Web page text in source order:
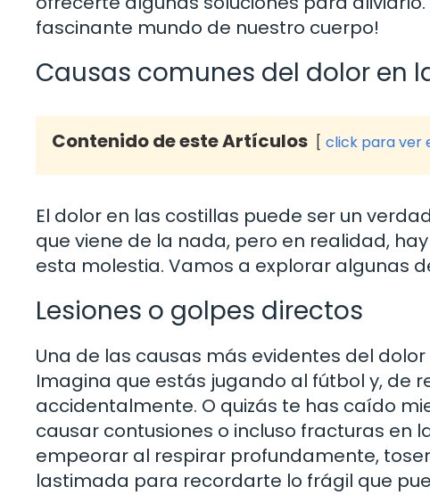
fascinante mundo de nuestro cuerpo!
Causas comunes del dolor en
Contenido de este Artículos click para ver
El dolor en las costillas puede ser un
que viene de la nada, pero en realidad,
esta molestia. Vamos a explorar algunas
Lesiones o golpes directos
Una de las causas más evidentes del
Imagina que estás jugando al fútbol y, de
accidentalmente. O quizás te has caído
causar contusiones o incluso fracturas en
empeorar al respirar profundamente,
lastimada para recordarte lo frágil que